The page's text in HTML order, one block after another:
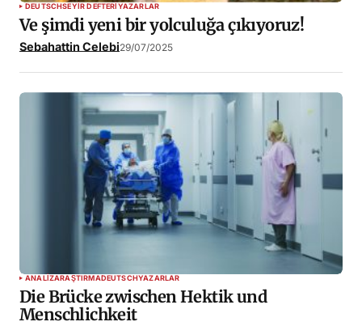
DEUTSCHSEYIR DEFTERIYAZARLAR
Ve şimdi yeni bir yolculuğa çıkıyoruz!
Sebahattin Celebi29/07/2025
ANALIZARAŞTIRMADEUTSCHYAZARLAR
Die Brücke zwischen Hektik und
Menschlichkeit